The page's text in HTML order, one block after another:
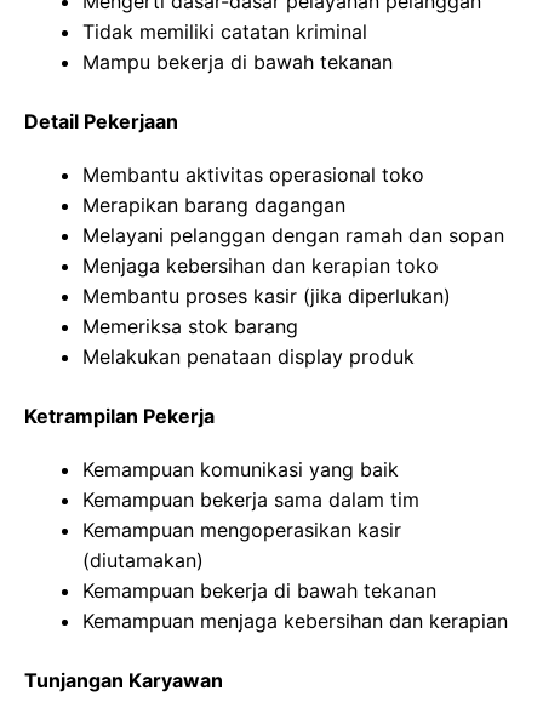
Tidak memiliki catatan kriminal
Mampu bekerja di bawah tekanan
Detail Pekerjaan
Membantu aktivitas operasional toko
Merapikan barang dagangan
Melayani pelanggan dengan ramah dan sopan
Menjaga kebersihan dan kerapian toko
Membantu proses kasir (jika diperlukan)
Memeriksa stok barang
Melakukan penataan display produk
Ketrampilan Pekerja
Kemampuan komunikasi yang baik
Kemampuan bekerja sama dalam tim
Kemampuan mengoperasikan kasir
(diutamakan)
Kemampuan bekerja di bawah tekanan
Kemampuan menjaga kebersihan dan kerapian
Tunjangan Karyawan